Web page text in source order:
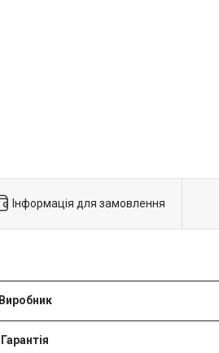
Інформація для замовлення
Виробник
Гарантія